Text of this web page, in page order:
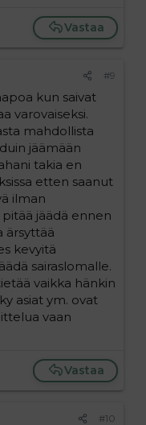
Vastaa
#9
kun saivat
varovaiseksi.
mahdollista
jäämään
takia en
etten saanut
ilman
jäädä ennen
ärsyttää
kevyitä
sairaslomalle.
vaikka hänkin
asiat ym. ovat
vaan
Vastaa
#10